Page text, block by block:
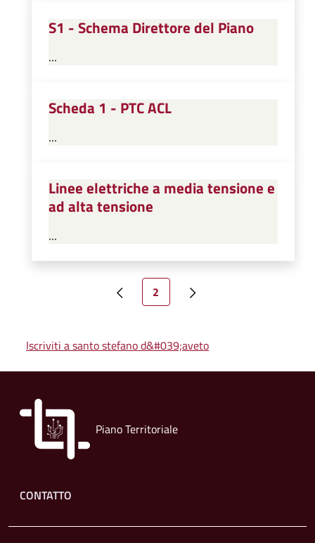
S1 - Schema Direttore del Piano
...
Scheda 1 - PTC ACL
...
Linee elettriche a media tensione e
ad alta tensione
...
Paginazione
Pagina precedente
Pagina attuale
2
Pagina successiva
Iscriviti a santo stefano d&#039;aveto
Piano Territoriale
Footer menu
CONTATTO